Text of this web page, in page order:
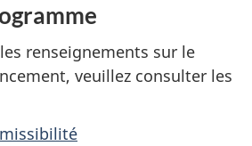
renseignements sur le
veuillez consulter les